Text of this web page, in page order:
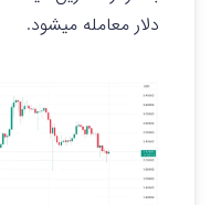
دلار معامله میشود.